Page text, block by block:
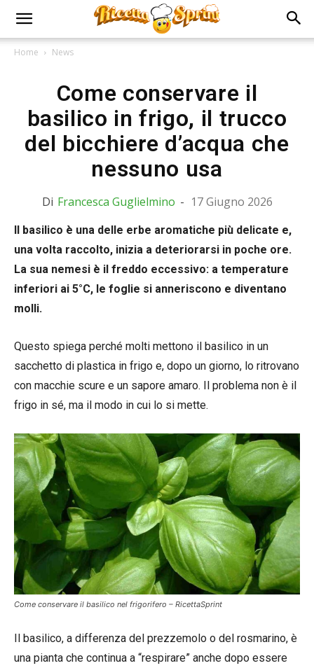
Home News
Come conservare il
basilico in frigo, il trucco
del bicchiere d’acqua che
nessuno usa
Di Francesca Guglielmino - 17 Giugno 2026
Il basilico è una delle erbe aromatiche più delicate e,
una volta raccolto, inizia a deteriorarsi in poche ore.
La sua nemesi è il freddo eccessivo: a temperature
inferiori ai 5°C, le foglie si anneriscono e diventano
molli.
Questo spiega perché molti mettono il basilico in un
sacchetto di plastica in frigo e, dopo un giorno, lo ritrovano
con macchie scure e un sapore amaro. Il problema non è il
frigo in sé, ma il modo in cui lo si mette.
Come conservare il basilico nel frigorifero – RicettaSprint
Il basilico, a differenza del prezzemolo o del rosmarino, è
una pianta che continua a “respirare” anche dopo essere